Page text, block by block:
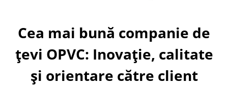
Cea mai bună companie de
țevi OPVC: Inovație, calitate
și orientare către client